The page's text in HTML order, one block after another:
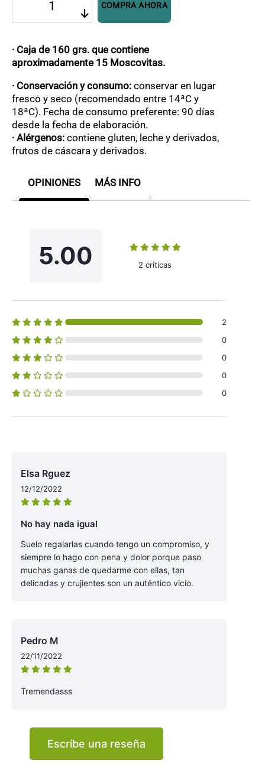
chocolate
blanco
COMPRA AHORA
· Caja de 160 grs. que contiene
aproximadamente 15 Moscovitas.
· Conservación y consumo: conservar en lugar
fresco y seco (recomendado entre 14ªC y
18ªC). Fecha de consumo preferente: 90 días
desde la fecha de elaboración.
· Alérgenos: contiene gluten, leche y derivados,
frutos de cáscara y derivados.
OPINIONES MÁS INFO
5.00 2 críticas
2
0
0
0
0
Elsa Rguez
12/12/2022
No hay nada igual
Suelo regalarlas cuando tengo un compromiso, y
siempre lo hago con pena y dolor porque paso
muchas ganas de quedarme con ellas, tan
delicadas y crujientes son un auténtico vicio.
Pedro M
22/11/2022
Tremendasss
Escribe una reseña